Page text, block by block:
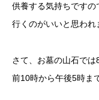
供養する気持ちですの
行くのがいいと思われ
さて、お墓の山石で
前10時から午後5時ま